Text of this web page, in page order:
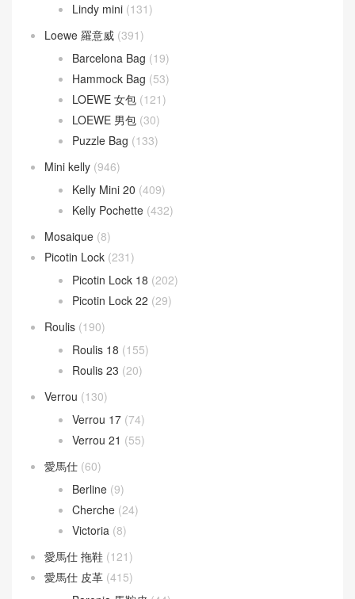
Kelly 35CM(6)
Kelly 40CM(5)
Kelly Ado
(21)
Kelly Cut (43)
Kelly Danse (52)
Kelly Doll(19)
Kelly pocket (18)
Kelly depeches
(31)
(341)
Lindy 26CM
Lindy 30CM(47)
Lindy mini(131)
Barcelona Bag
Hammock Bag(53)
LOEWE 女包(121)
LOEWE 男包
Puzzle Bag(133)
Mini kelly(946)
Kelly Mini 20
Kelly Pochette
Mosaique(8)
Picotin Lock(231)
Picotin Lock 18
Picotin Lock 22